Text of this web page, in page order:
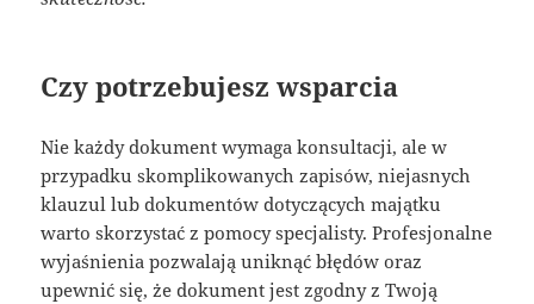
Czy potrzebujesz wsparcia
Nie każdy dokument wymaga konsultacji, ale w
przypadku skomplikowanych zapisów, niejasnych
klauzul lub dokumentów dotyczących majątku
warto skorzystać z pomocy specjalisty. Profesjonalne
wyjaśnienia pozwalają uniknąć błędów oraz
upewnić się, że dokument jest zgodny z Twoją